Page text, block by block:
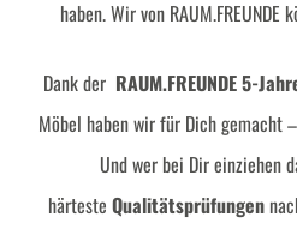
haben. Wir von
Dank der RAUM.FREUNDE 5-
Möbel haben wir für Dich gemacht
Und wer bei Dir einziehen
härteste Qualitätsprüfungen